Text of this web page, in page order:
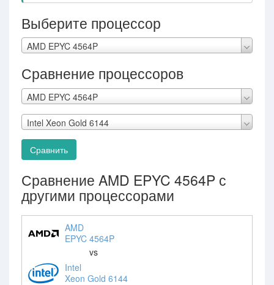
Выберите процессор
AMD EPYC 4564P
Сравнение процессоров
AMD EPYC 4564P
Intel Xeon Gold 6144
Сравнить
Сравнение AMD EPYC 4564P с
другими процессорами
AMD
EPYC 4564P
vs
Intel
Xeon Gold 6144